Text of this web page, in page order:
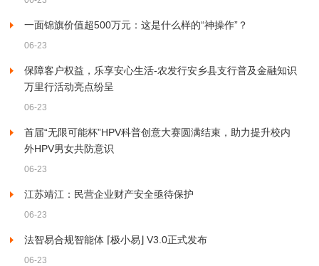
一面锦旗价值超500万元：这是什么样的“神操作”？
06-23
保障客户权益，乐享安心生活-农发行安乡县支行普及金融知识
万里行活动亮点纷呈
06-23
首届“无限可能杯”HPV科普创意大赛圆满结束，助力提升校内
外HPV男女共防意识
06-23
江苏靖江：民营企业财产安全亟待保护
06-23
法智易合规智能体 ⌈极小易⌋ V3.0正式发布
06-23